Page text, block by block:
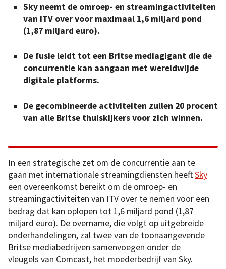
Sky neemt de omroep- en streamingactiviteiten
van ITV over voor maximaal 1,6 miljard pond
(1,87 miljard euro).
De fusie leidt tot een Britse mediagigant die de
concurrentie kan aangaan met wereldwijde
digitale platforms.
De gecombineerde activiteiten zullen 20 procent
van alle Britse thuiskijkers voor zich winnen.
In een strategische zet om de concurrentie aan te
gaan met internationale streamingdiensten heeftSky
een overeenkomst bereikt om de omroep- en
streamingactiviteiten van ITV over te nemen voor een
bedrag dat kan oplopen tot 1,6 miljard pond (1,87
miljard euro). De overname, die volgt op uitgebreide
onderhandelingen, zal twee van de toonaangevende
Britse mediabedrijven samenvoegen onder de
vleugels van Comcast, het moederbedrijf van Sky.